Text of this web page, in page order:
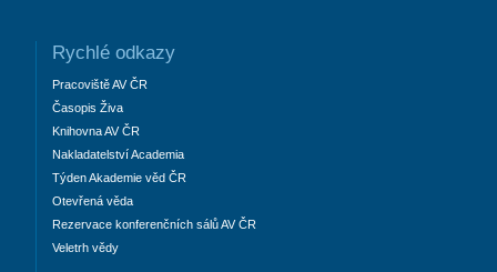
Rychlé odkazy
Pracoviště AV ČR
Časopis Živa
Knihovna AV ČR
Nakladatelství Academia
Týden Akademie věd ČR
Otevřená věda
Rezervace konferenčních sálů AV ČR
Veletrh vědy